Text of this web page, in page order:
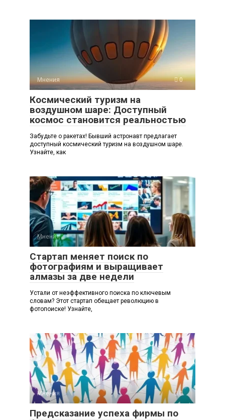
Мнения 0
Космический туризм на
воздушном шаре: Доступный
космос становится реальностью
Забудьте о ракетах! Бывший астронавт предлагает
доступный космический туризм на воздушном шаре.
Узнайте, как
Мнения 0
Стартап меняет поиск по
фотографиям и выращивает
алмазы за две недели
Устали от неэффективного поиска по ключевым
словам? Этот стартап обещает революцию в
фотопоиске! Узнайте,
Мнения 0
Предсказание успеха фирмы по